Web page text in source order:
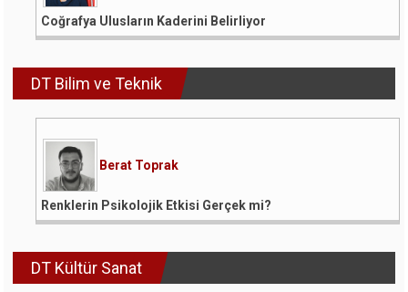
Coğrafya Ulusların Kaderini Belirliyor
DT Bilim ve Teknik
Berat Toprak
Renklerin Psikolojik Etkisi Gerçek mi?
DT Kültür Sanat